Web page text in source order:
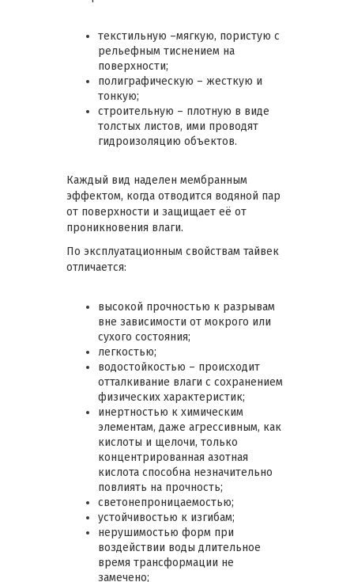
текстильную –мягкую, пористую с
рельефным тиснением на
поверхности;
полиграфическую – жесткую и
тонкую;
строительную – плотную в виде
толстых листов, ими проводят
гидроизоляцию объектов.
Каждый вид наделен мембранным
эффектом, когда отводится водяной пар
от поверхности и защищает её от
проникновения влаги.
По эксплуатационным свойствам тайвек
отличается:
высокой прочностью к разрывам
вне зависимости от мокрого или
сухого состояния;
легкостью;
водостойкостью – происходит
отталкивание влаги с сохранением
физических характеристик;
инертностью к химическим
элементам, даже агрессивным, как
кислоты и щелочи, только
концентрированная азотная
кислота способна незначительно
повлиять на прочность;
светонепроницаемостью;
устойчивостью к изгибам;
нерушимостью форм при
воздействии воды длительное
время трансформации не
замечено;